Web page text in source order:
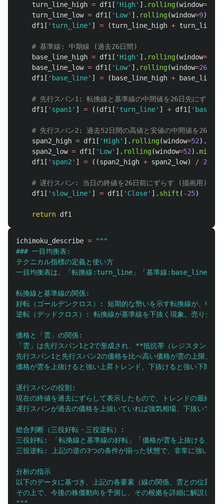
turn_line_high = df1 [ ' High' ]. rolling(window=
turn_line_low = df1 [ ' Low' ]. rolling(window=9).
df1 [ ' turn_line' ] = (turn_line_high +
base_line_high = df1 [ ' High' ]. rolling(window=
base_line_low = df1 [ ' Low' ]. rolling(window=26
df1 [ ' base_line' ] = ( base_line_high +
df1 [ ' span1 ' ] = ((df1 [ ' turn_line' ] + df1 [ '
span2_high = df1 [ ' High' ]. rolling(window=52).
span2_low = df1 [ ' Low' ]. rolling(window=52).min
df1 [ ' span2 ' ] = ((span2_high + span2_low) / 2
df1 [ ' slow_line' ] = df1 [ ' Close' ]. shift ( -25)
return df1
ichimoku_describe =
"""
### 一目均衡表:
テクニカル指標の定義と使い方
一目均衡表は、「転換線:turn_line」「基準線:base_line」「
転換線と基準線の関係:
好転（ゴールデンクロス）: 短期的な勢いを示す転換線が、中
逆転（デッドクロス）: 転換線が基準線を下抜く現象。売りシグ
価格と「雲」の関係:
「雲」は先行スパン1と2で形成され、**抵抗帯（レジスタンス
先行スパン1と先行スパン2の価格を比べ高い価格が雲の上限、
価格が雲を上抜けると強い上昇トレンド、下抜けると強い下降
遅行スパンの役割:
現在の終値を過去にずらして表示したもので、トレンドの最終確
遅行スパンが過去の価格を上抜いていれば強気相場、下抜いてい
総合判断（三役好転・三役逆転）:
三役好転: 「転換線と基準線の好転」「価格が雲を上抜ける」
三役逆転: 上記の逆の3つの条件が揃った状態で、非常に強い売
分析の指示
以下のデータに基づき、上記の各要素（線の関係、雲との位置